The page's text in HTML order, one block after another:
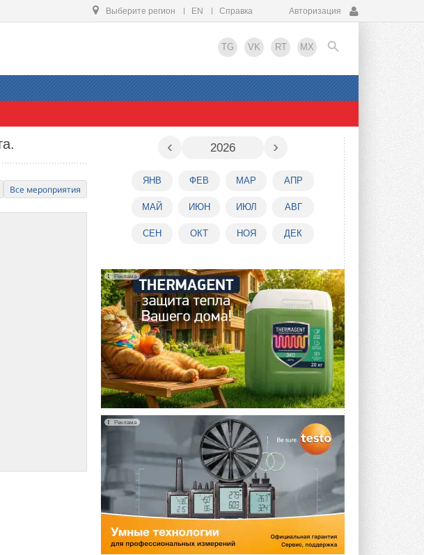
Выберите регион EN Справка Авторизация
TG VK RT MX
EN
Все мероприятия
‹ 2026 ›
ЯНВ ФЕВ МАР АПР
МАЙ ИЮН ИЮЛ АВГ
СЕН ОКТ НОЯ ДЕК
Реклама
Реклама